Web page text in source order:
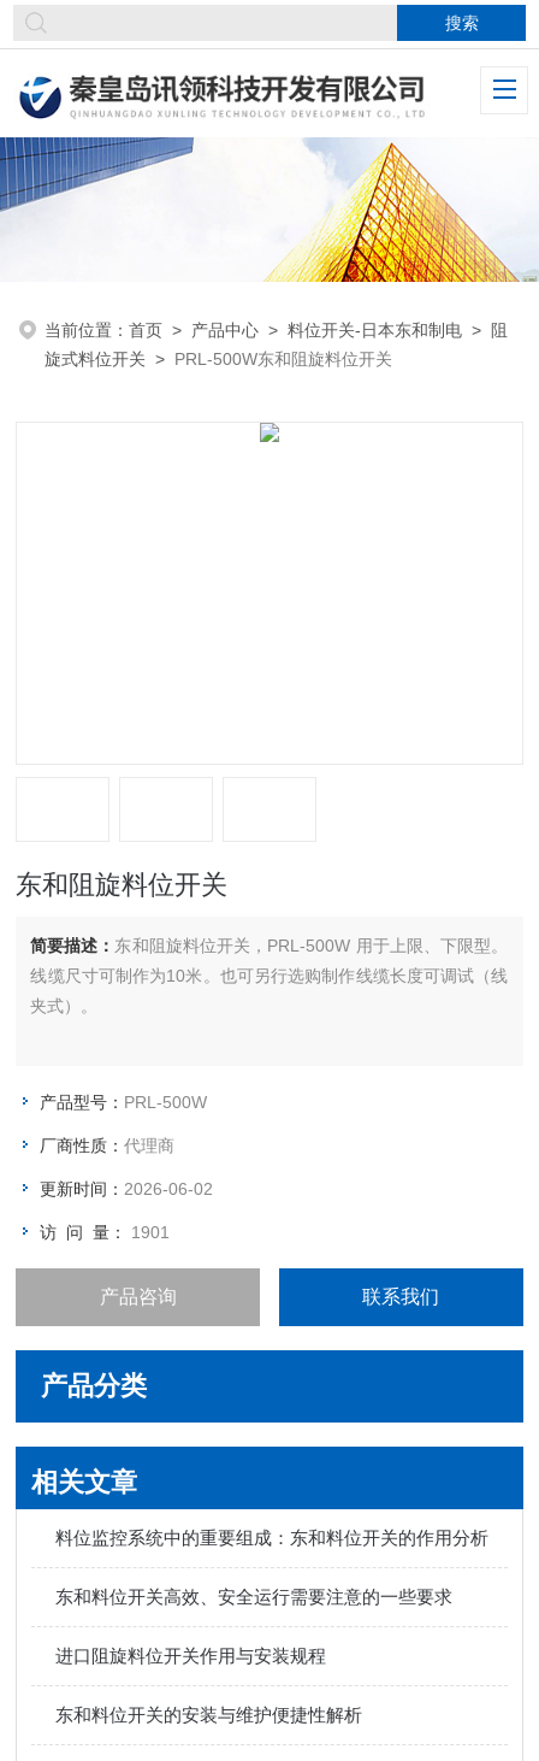
当前位置：首页 > 产品中心 >料位开关-日本东和制电 > 阻
旋式料位开关 > PRL-500W东和阻旋料位开关
东和阻旋料位开关
简要描述： 东和阻旋料位开关，PRL-500W 用于上限、下限型。
线缆尺寸可制作为10米。也可另行选购制作线缆长度可调试（线
夹式）。
产品型号： PRL-500W
厂商性质：代理商
更新时间： 2026-06-02
访 问 量： 1901
产品咨询 联系我们
产品分类
相关文章
料位监控系统中的重要组成：东和料位开关的作用分析
东和料位开关高效、安全运行需要注意的一些要求
进口阻旋料位开关作用与安装规程
东和料位开关的安装与维护便捷性解析